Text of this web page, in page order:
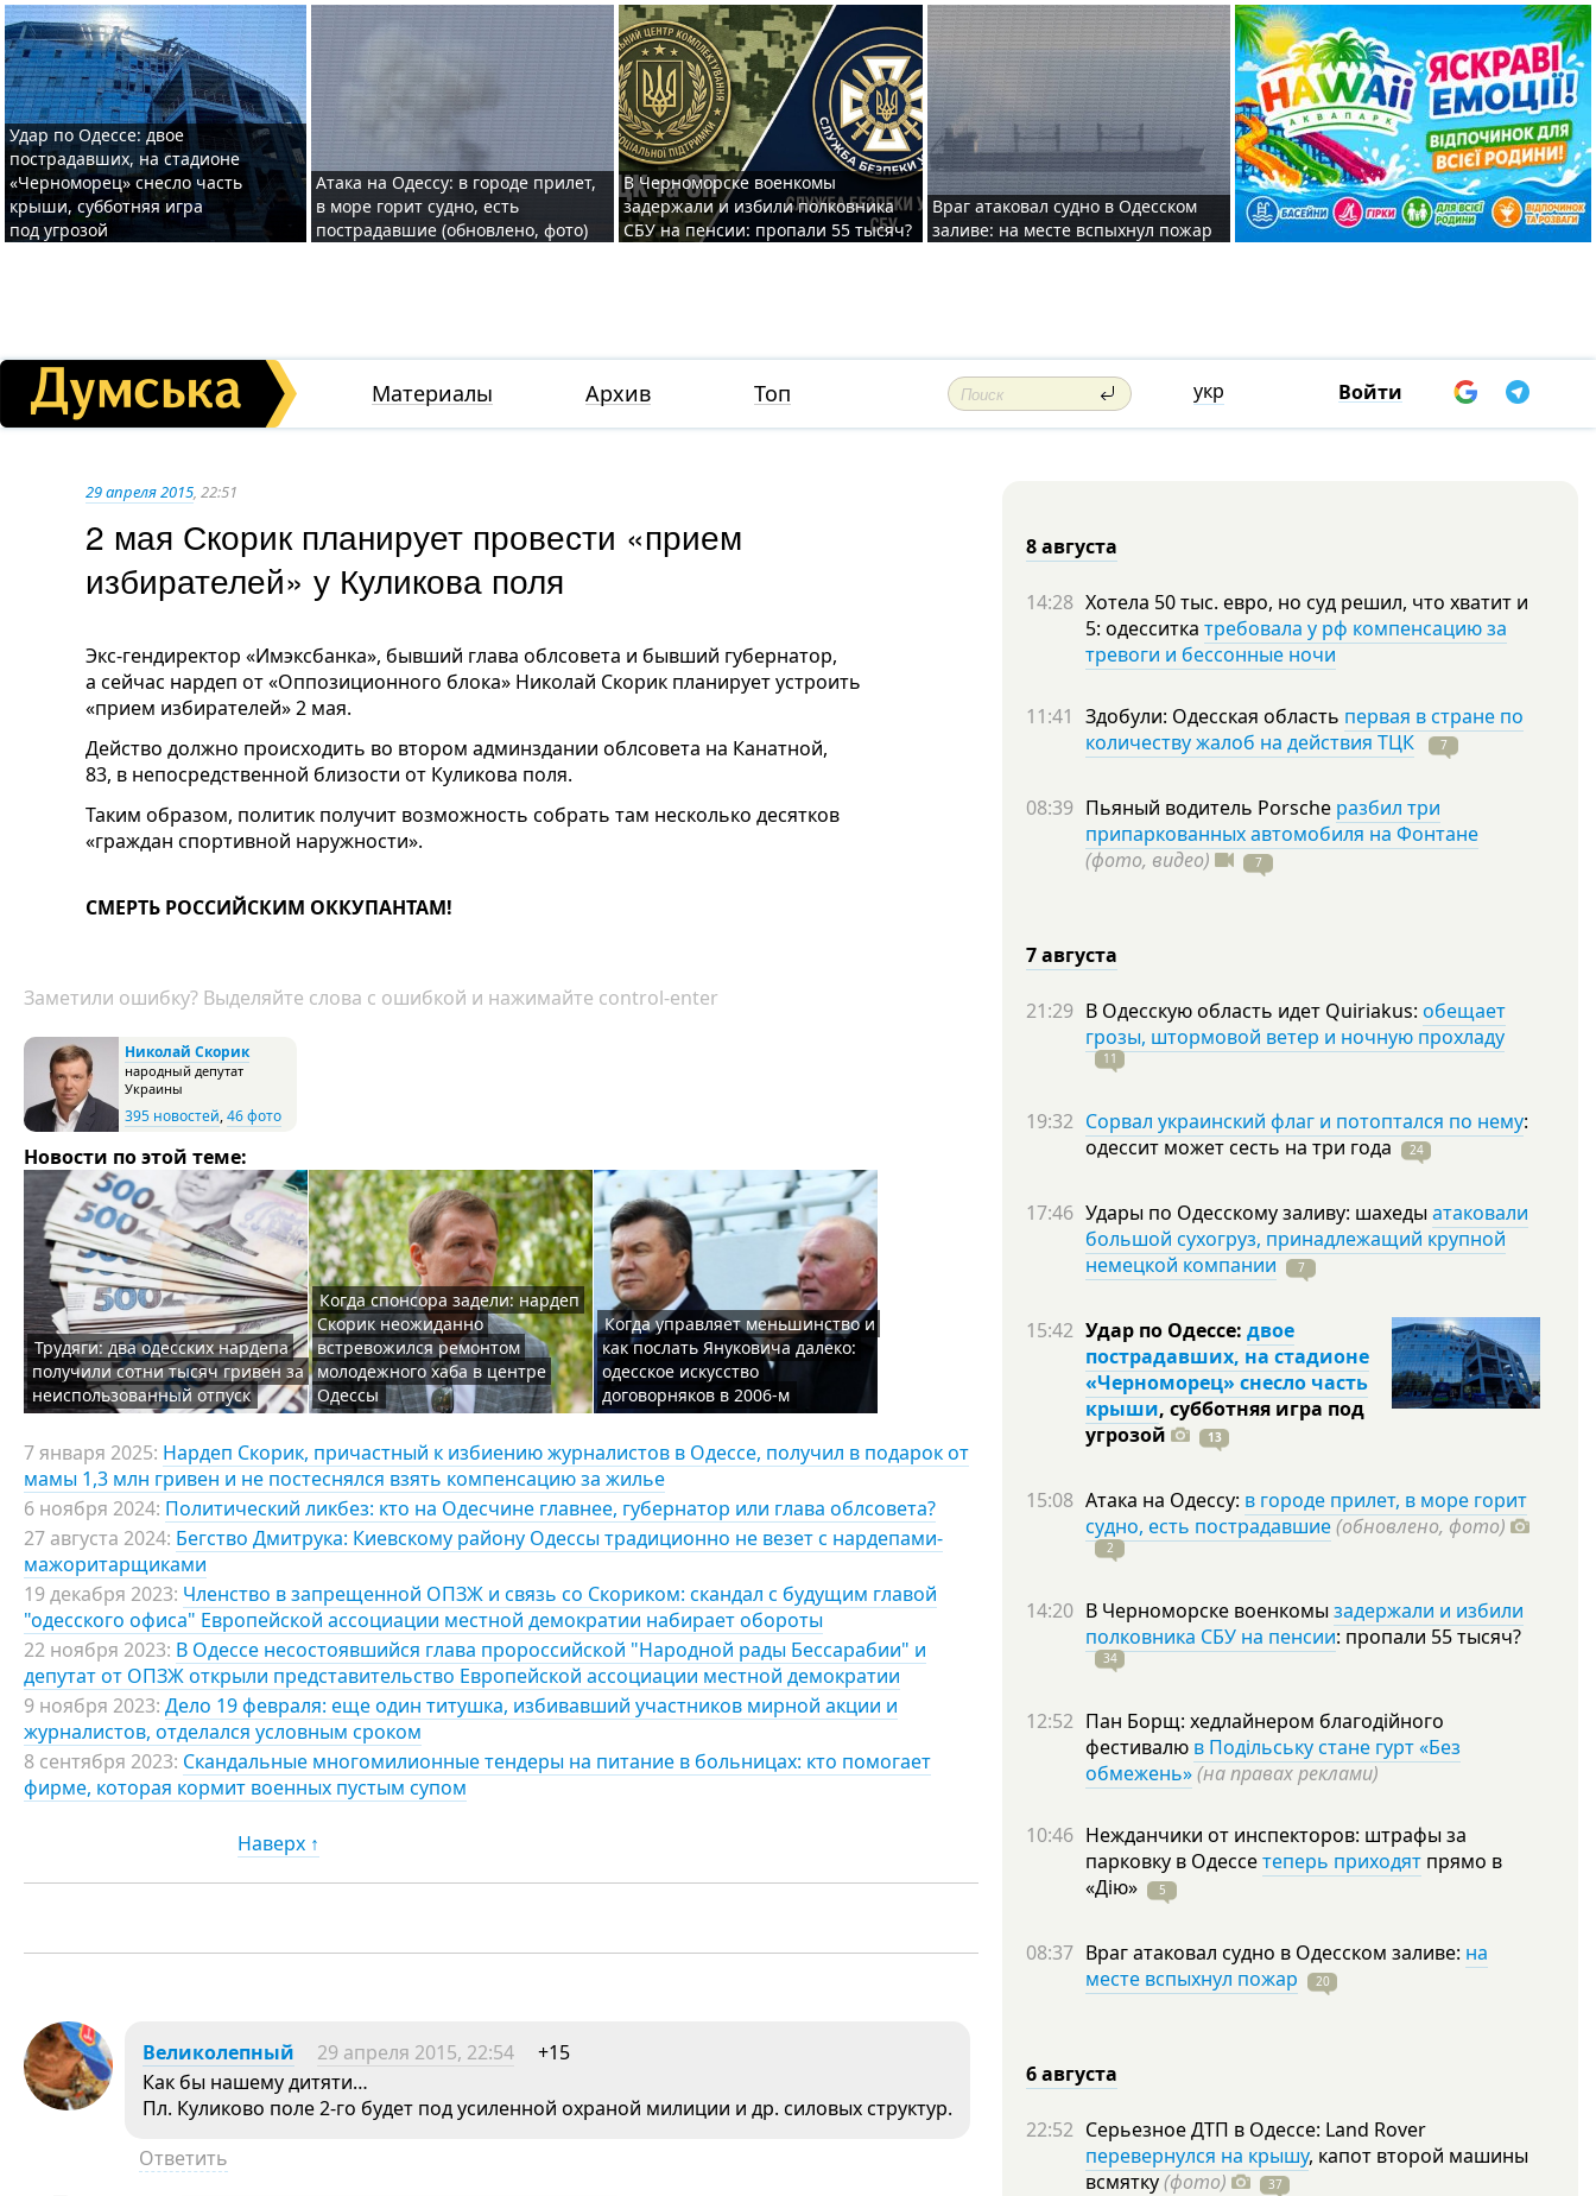
Удар по Одессе: двое
пострадавших, на стадионе
«Черноморец» снесло часть
крыши, субботняя игра
под угрозой
Атака на Одессу: в городе прилет,
в море горит судно, есть
пострадавшие (обновлено, фото)
В Черноморске военкомы
задержали и избили полковника
СБУ на пенсии: пропали 55 тысяч?
Враг атаковал судно в Одесском
заливе: на месте вспыхнул пожар
Материалы Архив Топ укр Войти
29 апреля 2015, 22:51
2 мая Скорик планирует провести «прием
избирателей» у Куликова поля
Экс-гендиректор «Имэксбанка», бывший глава облсовета и бывший губернатор,
а сейчас нардеп от «Оппозиционного блока» Николай Скорик планирует устроить
«прием избирателей» 2 мая.
Действо должно происходить во втором админздании облсовета на Канатной,
83, в непосредственной близости от Куликова поля.
Таким образом, политик получит возможность собрать там несколько десятков
«граждан спортивной наружности».
СМЕРТЬ РОССИЙСКИМ ОККУПАНТАМ!
Заметили ошибку? Выделяйте слова с ошибкой и нажимайте control-enter
Николай Скорик
народный депутат
Украины
395 новостей,46 фото
Новости по этой теме:
Трудяги: два одесских нардепа
получили сотни тысяч гривен за
неиспользованный отпуск
Когда спонсора задели: нардеп
Скорик неожиданно
встревожился ремонтом
молодежного хаба в центре
Одессы
Когда управляет меньшинство и
как послать Януковича далеко:
одесское искусство
договорняков в 2006-м
7 января 2025: Нардеп Скорик, причастный к избиению журналистов в Одессе, получил в подарок от
мамы 1,3 млн гривен и не постеснялся взять компенсацию за жилье
6 ноября 2024: Политический ликбез: кто на Одесчине главнее, губернатор или глава облсовета?
27 августа 2024: Бегство Дмитрука: Киевскому району Одессы традиционно не везет с нардепами-
мажоритарщиками
19 декабря 2023: Членство в запрещенной ОПЗЖ и связь со Скориком: скандал с будущим главой
"одесского офиса" Европейской ассоциации местной демократии набирает обороты
22 ноября 2023: В Одессе несостоявшийся глава пророссийской "Народной рады Бессарабии" и
депутат от ОПЗЖ открыли представительство Европейской ассоциации местной демократии
9 ноября 2023: Дело 19 февраля: еще один титушка, избивавший участников мирной акции и
журналистов, отделался условным сроком
8 сентября 2023: Скандальные многомилионные тендеры на питание в больницах: кто помогает
фирме, которая кормит военных пустым супом
Наверх ↑
Великолепный 29 апреля 2015, 22:54
+15
Как бы нашему дитяти…
Пл. Куликово поле 2-го будет под усиленной охраной милиции и др. силовых структур.
Ответить
8 августа
14:28 Хотела 50 тыс. евро, но суд решил, что хватит и
5: одесситка требовала у рф компенсацию за
тревоги и бессонные ночи
11:41 Здобули: Одесская область первая в стране по
количеству жалоб на действия ТЦК
7
08:39 Пьяный водитель Porsche разбил три
припаркованных автомобиля на Фонтане
(фото, видео)
7
7 августа
21:29 В Одесскую область идет Quiriakus: обещает
грозы, штормовой ветер и ночную прохладу
11
19:32 Сорвал украинский флаг и потоптался по нему:
одессит может сесть на три года 24
17:46 Удары по Одесскому заливу: шахеды атаковали
большой сухогруз, принадлежащий крупной
немецкой компании
7
15:42 Удар по Одессе: двое
пострадавших, на стадионе
«Черноморец» снесло часть
крыши, субботняя игра под
угрозой
13
15:08 Атака на Одессу: в городе прилет, в море горит
судно, есть пострадавшие(обновлено, фото)
2
14:20 В Черноморске военкомы задержали и избили
полковника СБУ на пенсии: пропали 55тысяч?
34
12:52 Пан Борщ: хедлайнером благодійного
фестивалю в Подільську стане гурт «Без
обмежень»(на правах реклами)
10:46 Нежданчики от инспекторов: штрафы за
парковку в Одессетеперь приходят прямо в
«Дію»
5
08:37 Враг атаковал судно в Одесском заливе: на
месте вспыхнул пожар
20
6 августа
22:52 Серьезное ДТП в Одессе: Land Rover
перевернулся на крышу, капот второй машины
всмятку(фото) 37